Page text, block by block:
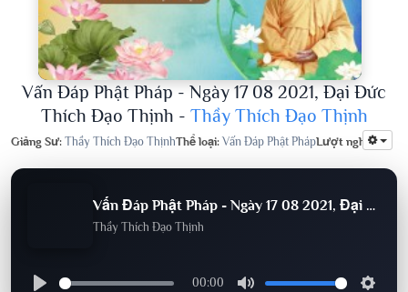
Vấn Đáp Phật Pháp - Ngày 17 08 2021, Đại Đức
Thích Đạo Thịnh - Thầy Thích Đạo Thịnh
Giảng Sư: Thầy Thích Đạo ThịnhThể loại: Vấn Đáp Phật PhápLượt nghe:719
Vấn Đáp Phật Pháp - Ngày 17 08 2021, Đại Đức Thích Đạo Thịnh
Thầy Thích Đạo Thịnh
00:00